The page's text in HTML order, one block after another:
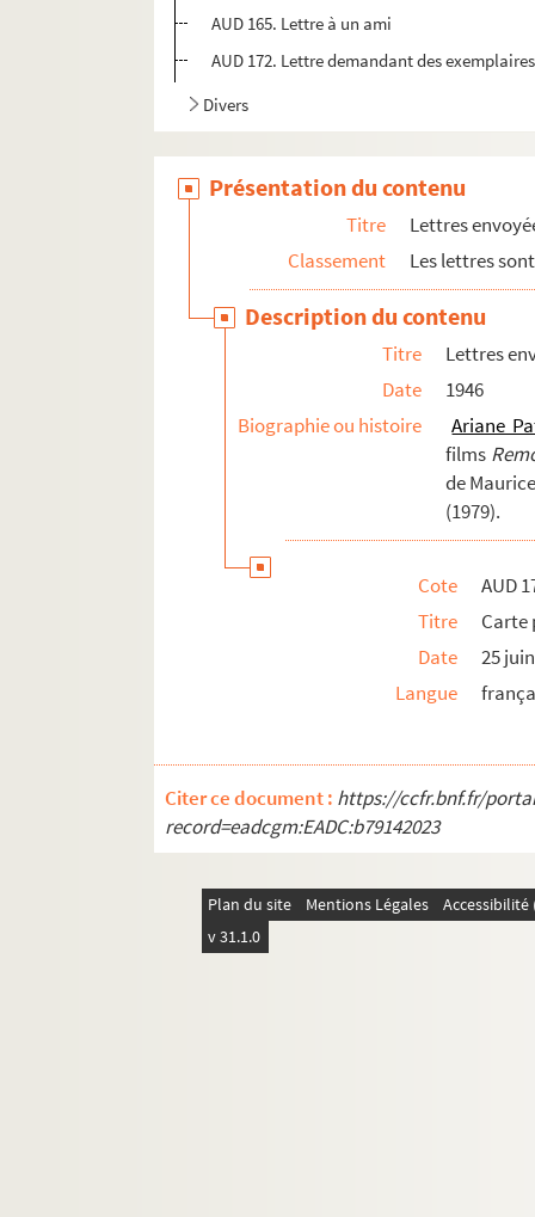
AUD 165. Lettre à un ami
AUD 172. Lettre demandant des
Divers
Présentation du contenu
Titre
Lettres
Classement
Les lettres
Description du contenu
Titre
Lettres
Date
1946
Biographie ou histoire
Ariane
films
de
(1979).
Cote
AUD
Titre
Carte
Date
25
Langue
Citer ce document : https://ccfr.bnf.fr/
record=eadcgm:EADC:b79142023
Plan du site Mentions Légales
v 31.1.0